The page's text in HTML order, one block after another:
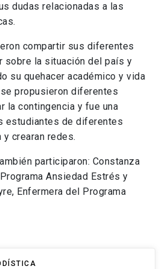
dudas relacionadas a las
compartir sus diferentes
sobre la situación del país y
su quehacer académico y vida
propusieron diferentes
la contingencia y fue una
estudiantes de diferentes
crearan redes.
participaron: Constanza
Ansiedad Estrés y
Enfermera del Programa